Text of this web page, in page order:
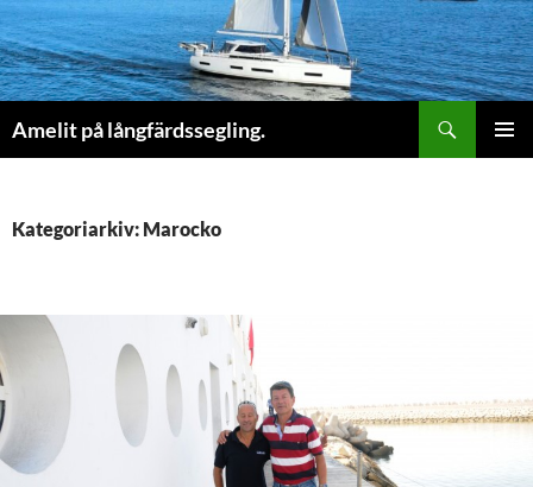
Amelit på långfärdssegling.
Kategoriarkiv: Marocko